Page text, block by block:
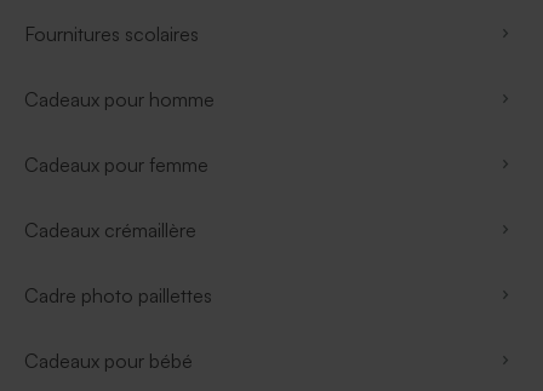
Fournitures scolaires
Cadeaux pour homme
Cadeaux pour femme
Cadeaux crémaillère
Cadre photo paillettes
Cadeaux pour bébé